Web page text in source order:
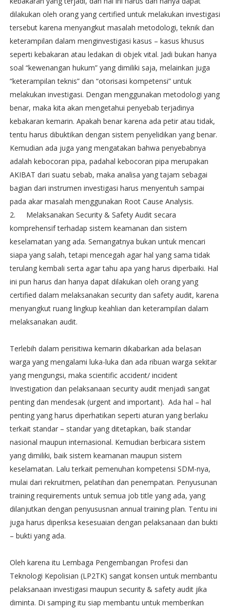
dilakukan oleh orang yang certified untuk melakukan investigasi
tersebut karena menyangkut masalah metodologi, teknik dan
keterampilan dalam menginvestigasi kasus – kasus khusus
seperti kebakaran atau ledakan di objek vital. Jadi bukan hanya
soal “kewenangan hukum” yang dimiliki saja, melainkan juga
“keterampilan teknis” dan “otorisasi kompetensi” untuk
melakukan investigasi. Dengan menggunakan metodologi yang
benar, maka kita akan mengetahui penyebab terjadinya
kebakaran kemarin. Apakah benar karena ada petir atau tidak,
tentu harus dibuktikan dengan sistem penyelidikan yang benar.
Kemudian ada juga yang mengatakan bahwa penyebabnya
adalah kebocoran pipa, padahal kebocoran pipa merupakan
AKIBAT dari suatu sebab, maka analisa yang tajam sebagai
bagian dari instrumen investigasi harus menyentuh sampai
pada akar masalah menggunakan Root Cause Analysis.
2.
Melaksanakan Security & Safety Audit secara
komprehensif terhadap sistem keamanan dan sistem
keselamatan yang ada. Semangatnya bukan untuk mencari
siapa yang salah, tetapi mencegah agar hal yang sama tidak
terulang kembali serta agar tahu apa yang harus diperbaiki. Hal
ini pun harus dan hanya dapat dilakukan oleh orang yang
certified dalam melaksanakan security dan safety audit, karena
menyangkut ruang lingkup keahlian dan keterampilan dalam
melaksanakan audit.
Terlebih dalam perisitiwa kemarin dikabarkan ada belasan
warga yang mengalami luka-luka dan ada ribuan warga sekitar
yang mengungsi, maka scientific accident/ incident
Investigation dan pelaksanaan security audit menjadi sangat
penting dan mendesak (urgent and important). Ada hal – hal
penting yang harus diperhatikan seperti aturan yang berlaku
terkait standar – standar yang ditetapkan, baik standar
nasional maupun internasional. Kemudian berbicara sistem
yang dimiliki, baik sistem keamanan maupun sistem
keselamatan. Lalu terkait pemenuhan kompetensi SDM-nya,
mulai dari rekruitmen, pelatihan dan penempatan. Penyusunan
training requirements untuk semua job title yang ada, yang
dilanjutkan dengan penyususnan annual training plan. Tentu ini
juga harus diperiksa kesesuaian dengan pelaksanaan dan bukti
– bukti yang ada.
Oleh karena itu Lembaga Pengembangan Profesi dan
Teknologi Kepolisian (LP2TK) sangat konsen untuk membantu
pelaksanaan investigasi maupun security & safety audit jika
diminta. Di samping itu siap membantu untuk memberikan